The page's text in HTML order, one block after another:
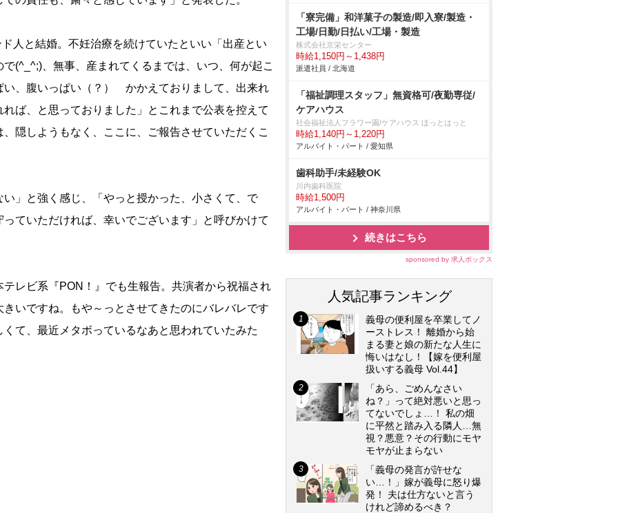
と結婚。不妊治療を続けていたといい「出産とい
(^_^;)、無事、産まれてくるまでは、いつ、何が起こ
い、腹いっぱい（？） かかえておりまして、出来れ
ば、と思っておりました」とこれまで公表を控えて
隠しようもなく、ここに、ご報告させていただくこ
」と強く感じ、「やっと授かった、小さくて、で
ていただければ、幸いでございます」と呼びかけて
レビ系『PON！』でも生報告。共演者から祝福され
いですね。もや～っとさせてきたのにバレバレです
て、最近メタボっているなあと思われていたみた
「寮完備」和洋菓子の製造/即入寮/製造・
工場/日勤/日払い/工場・製造
株式会社京栄センター
時給1,150円～1,438円
派遣社員 / 北海道
「福祉調理スタッフ」無資格可/夜勤専従/
ケアハウス
社会福祉法人フラワー園/ケアハウス ほっとはっと
時給1,140円～1,220円
アルバイト・パート / 愛知県
歯科助手/未経験OK
川内歯科医院
時給1,500円
アルバイト・パート / 神奈川県
続きはこちら
sponsored by 求人ボックス
人気記事ランキング
義母の便利屋を卒業してノ
ーストレス！ 離婚から始
まる妻と娘の新たな人生に
悔いはなし！【嫁を便利屋
扱いする義母 Vol.44】
「あら、ごめんなさい
ね？」って絶対悪いと思っ
てないでしょ…！ 私の畑
に平然と踏み入る隣人…無
視？悪意？その行動にモヤ
モヤが止まらない
「義母の発言が許せな
い…！」嫁が義母に怒り爆
発！ 夫は仕方ないと言う
けれど諦めるべき？